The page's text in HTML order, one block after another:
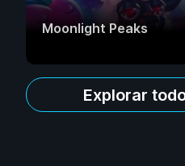
Moonlight Peaks
Explorar